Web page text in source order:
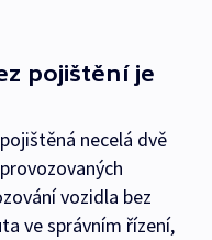
pojištění je
necelá dvě
vozidla bez
ve správním řízení,